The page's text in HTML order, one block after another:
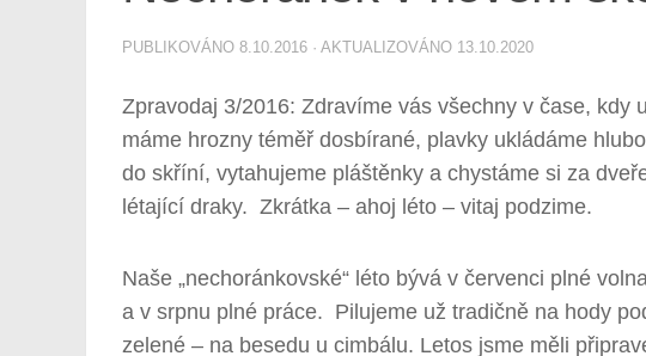
PUBLIKOVÁNO 8.10.2016 · AKTUALIZOVÁNO 13.10.2020
Zpravodaj 3/2016: Zdravíme vás všechny v čase, kdy
máme hrozny téměř dosbírané, plavky ukládáme
do skříní, vytahujeme pláštěnky a chystáme si za
létající draky. Zkrátka – ahoj léto – vitaj podzime.
Naše „nechoránkovské“ léto bývá v červenci plné
a v srpnu plné práce. Pilujeme už tradičně na hody
zelené – na besedu u cimbálu. Letos jsme měli